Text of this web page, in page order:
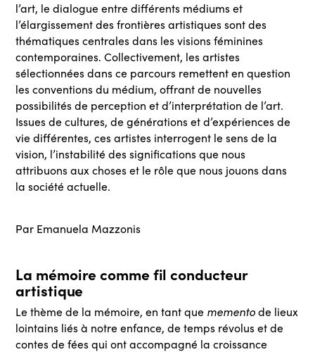
l’art, le dialogue entre différents médiums et
l’élargissement des frontières artistiques sont des
thématiques centrales dans les visions féminines
contemporaines. Collectivement, les artistes
sélectionnées dans ce parcours remettent en question
les conventions du médium, offrant de nouvelles
possibilités de perception et d’interprétation de l’art.
Issues de cultures, de générations et d’expériences de
vie différentes, ces artistes interrogent le sens de la
vision, l’instabilité des significations que nous
attribuons aux choses et le rôle que nous jouons dans
la société actuelle.
Par Emanuela Mazzonis
La mémoire comme fil conducteur
artistique
Le thème de la mémoire, en tant que mementode lieux
lointains liés à notre enfance, de temps révolus et de
contes de fées qui ont accompagné la croissance